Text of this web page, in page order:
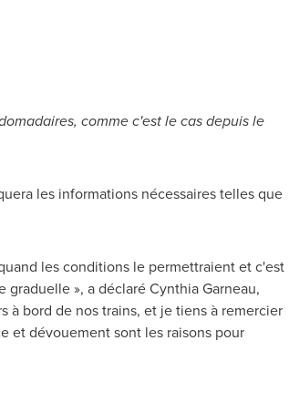
comme c'est le cas depuis le
les informations nécessaires telles que
les conditions le permettraient et c'est
graduelle », a déclaréCynthia Garneau,
à bord de nos trains, et je tiens à remercier
et dévouement sont les raisons pour